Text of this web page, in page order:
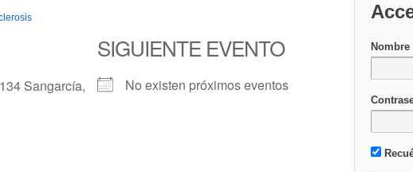
Sangarcía,
SIGUIENTE EVENTO
No existen próximos eventos